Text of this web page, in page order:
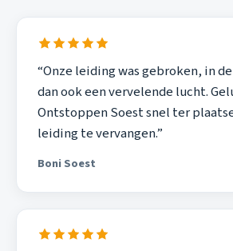
“Onze leiding was gebroken, in
dan ook een vervelende lucht.
Ontstoppen Soest snel ter
leiding te vervangen.”
Boni Soest